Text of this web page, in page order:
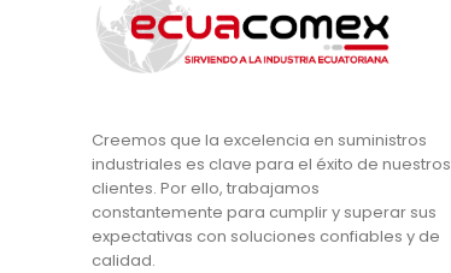
Creemos que la excelencia en suministros
industriales es clave para el éxito de nuestros
clientes. Por ello, trabajamos
constantemente para cumplir y superar sus
expectativas con soluciones confiables y de
calidad.